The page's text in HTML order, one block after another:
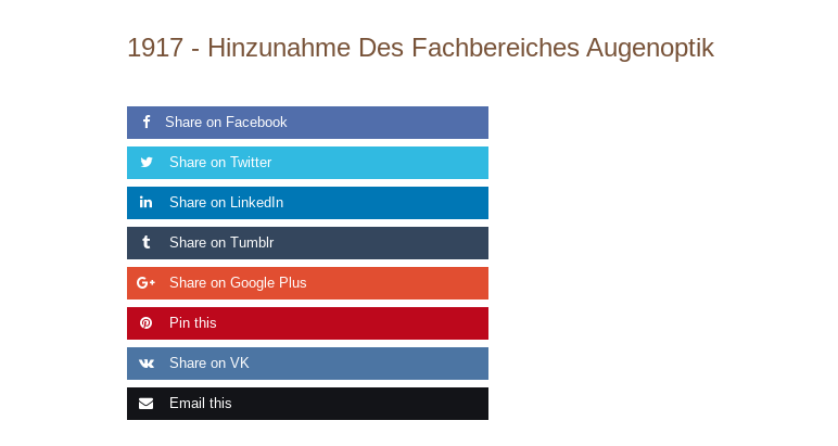
1917 - Hinzunahme Des Fachbereiches Augenoptik
Share on Facebook
Share on Twitter
Share on LinkedIn
Share on Tumblr
Share on Google Plus
Pin this
Share on VK
Email this